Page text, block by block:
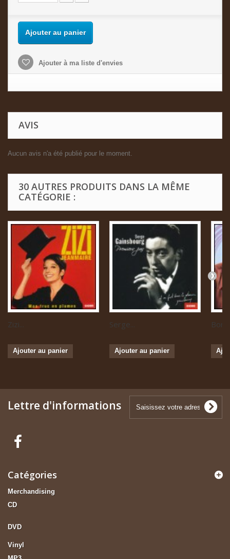
Ajouter au panier
Ajouter à ma liste d'envies
AVIS
Aucun avis n'a été publié pour le moment.
30 AUTRES PRODUITS DANS LA MÊME
CATÉGORIE :
Zizi...
Ajouter au panier
Serge...
Ajouter au panier
Lettre d'informations
Catégories
Merchandising
CD
DVD
Vinyl